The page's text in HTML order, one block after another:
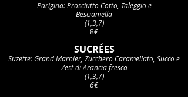
Parigina: Prosciutto Cotto, Taleggio e
Besciamella
(1,3,7)
8€
SUCRÉES
Suzette: Grand Marnier, Zucchero Caramellato, Succo e
Zest di Arancia fresca
(1,3,7)
6€